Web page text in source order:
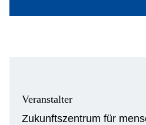
Veranstalter
Zukunftszentrum für